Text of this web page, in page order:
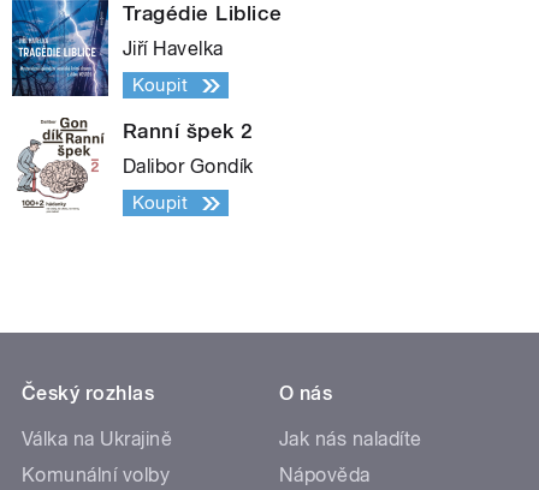
Tragédie Liblice
Jiří Havelka
Koupit
Ranní špek 2
Dalibor Gondík
Koupit
Český rozhlas
Válka na Ukrajině
Komunální volby
O nás
Jak nás naladíte
Nápověda